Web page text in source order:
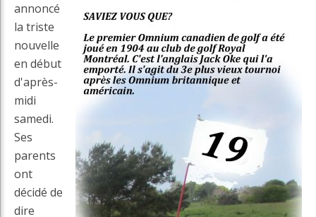
annoncé
la triste
nouvelle
en début
d'après-
midi
samedi.
Ses
parents
ont
décidé de
dire